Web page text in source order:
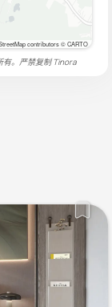
contributors © CARTO
有。严禁复制Tinora